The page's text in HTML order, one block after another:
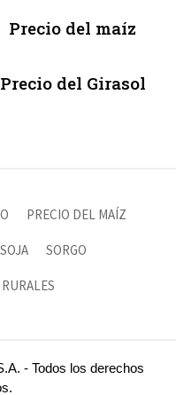
Precio del maíz
Precio del Girasol
PRECIO DEL MAÍZ
SORGO
- Todos los derechos